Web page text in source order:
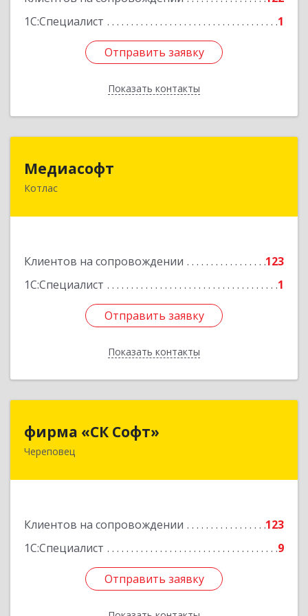
1С:Специалист
1
Отправить заявку
Показать контакты
Отправить заявку
Назад
Медиасофт
Котлас
Клиентов на сопровождении
123
1С:Специалист
1
Отправить заявку
Показать контакты
Отправить заявку
Назад
фирма «СК Софт»
Череповец
Клиентов на сопровождении
123
1С:Специалист
9
Отправить заявку
162612, Вологодская обл, г.о. город Череповец,
Подробнее
Отправить заявку